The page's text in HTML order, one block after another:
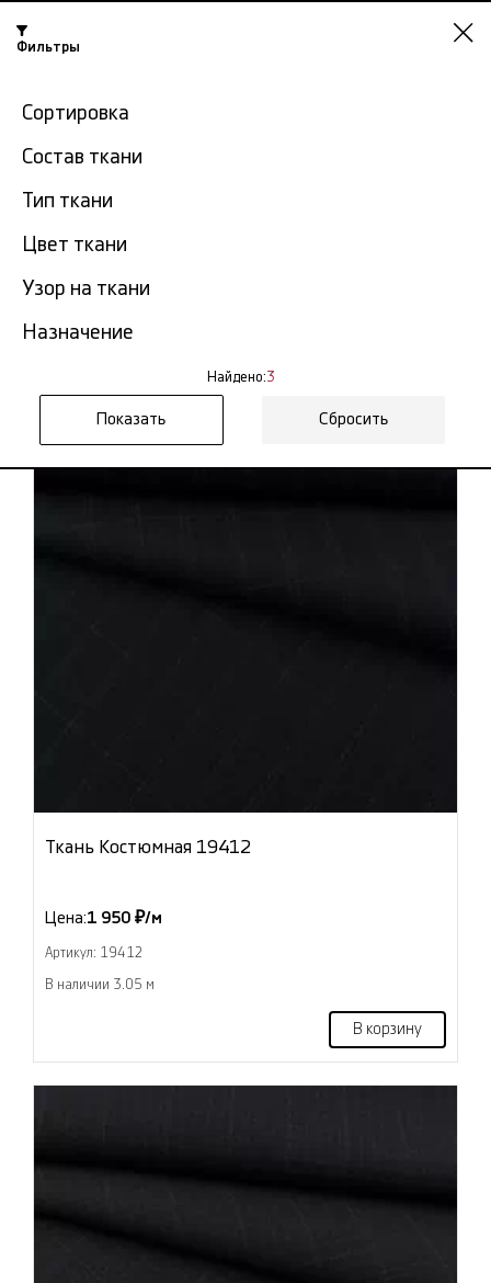
Красноярск
-15% на ткани по промокоду NY15
ГлавнаяКостюмные ткани
Костюмная ткань в клетку в
Фильтр
Фильтры
Сортировка
Состав ткани
Тип ткани
Цвет ткани
Узор на ткани
Назначение
Найдено:3
Сбросить
Ткань Костюмная 19412
Цена:1 950 ₽/м
Артикул: 19412
В наличии 3.05 м
В корзину